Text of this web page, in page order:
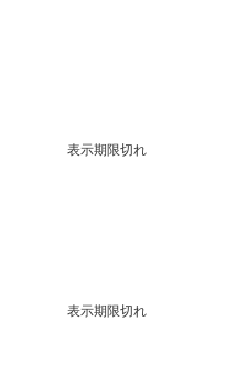
表示期限切れ
表示期限切れ